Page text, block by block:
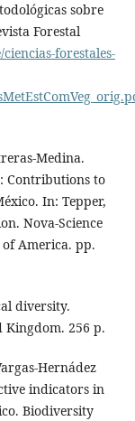
sobre
Forestal
forestales-
Medina.
Contributions to
In: Tepper,
Nova-Science
of America. pp.
diversity.
Kingdom. 256 p.
Hernádez
indicators in
Biodiversity